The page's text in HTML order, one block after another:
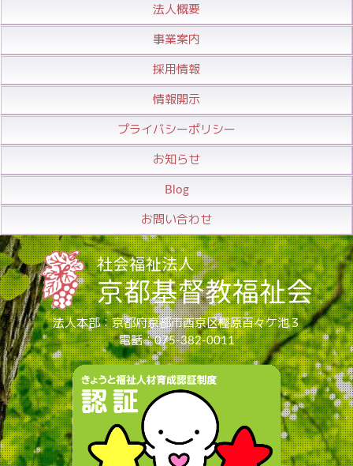
法人概要
事業案内
採用情報
情報開示
プライバシーポリシー
お知らせ
Blog
お問い合わせ
法人本部：京都府京都市西京区樫原百々ケ池３
電話：075-382-0011